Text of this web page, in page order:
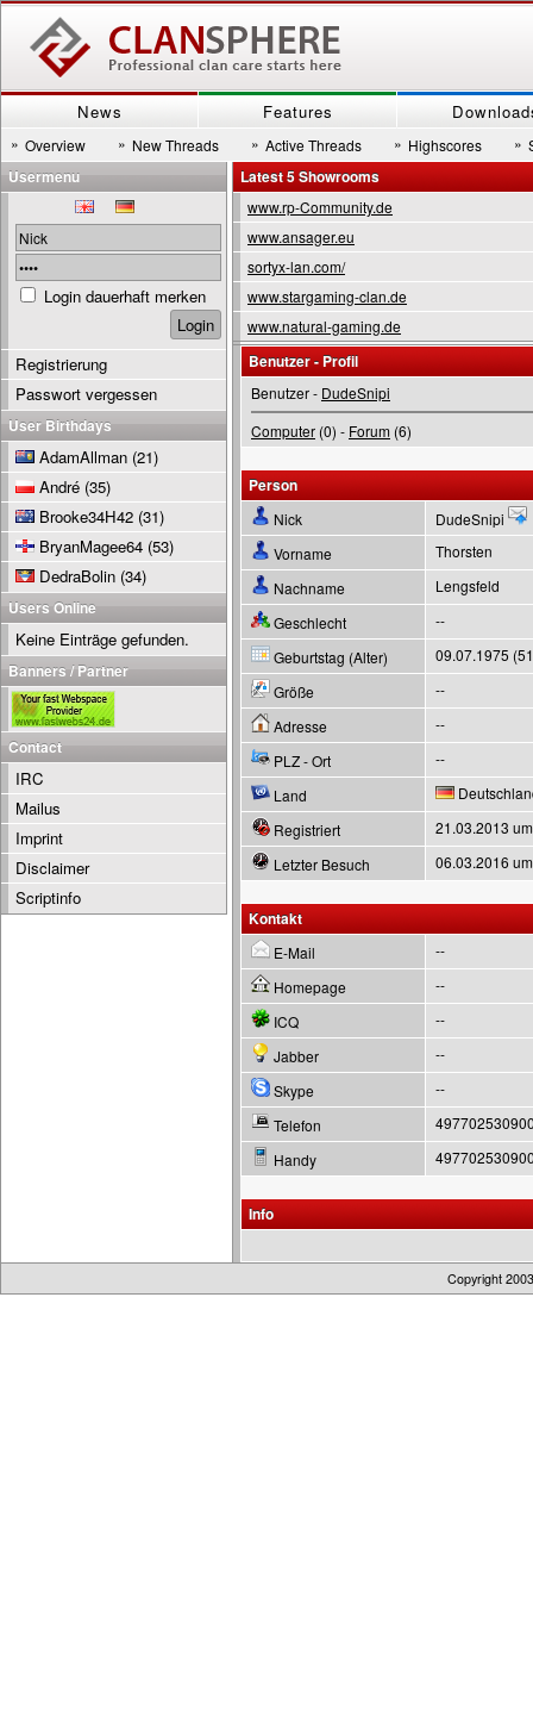
News Features
» Overview » New Threads » Active Threads » Highscores »
Latest 5 Showrooms
www.rp-Community.de
www.ansager.eu
sortyx-lan.com/
www.stargaming-clan.de
www.natural-gaming.de
Benutzer - Profil
Benutzer - DudeSnipi
Computer (0) - Forum (6)
Person
Nick
DudeSnipi
Vorname
Thorsten
Nachname
Lengsfeld
Geschlecht
--
Geburtstag (Alter)
09.07.1975
Größe
--
Adresse
--
PLZ - Ort
--
Land
Registriert
21.03.2013
Letzter Besuch
06.03.2016
Kontakt
E-Mail
--
Homepage
--
ICQ
--
Jabber
--
Skype
--
Telefon
Handy
Info
Usermenu
Login dauerhaft merken
Registrierung
Passwort vergessen
User Birthdays
AdamAllman (21)
André (35)
Brooke34H42 (31)
BryanMagee64 (53)
DedraBolin (34)
Users Online
Keine Einträge gefunden.
Banners / Partner
Contact
IRC
Mailus
Imprint
Disclaimer
Scriptinfo
Copyright